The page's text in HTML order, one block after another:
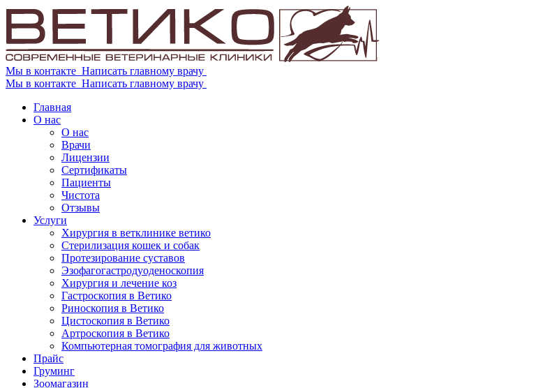
Мы в контакте Написать главному врачу
Мы в контакте Написать главному врачу
Главная
О нас
О нас
Врачи
Лицензии
Сертификаты
Пациенты
Чистота
Отзывы
Услуги
Хирургия в ветклинике ветико
Стерилизация кошек и собак
Протезирование суставов
Эзофагогастродуоденоскопия
Хирургия и лечение коз
Гастроскопия в Ветико
Риноскопия в Ветико
Цистоскопия в Ветико
Артроскопия в Ветико
Компьютерная томография для животных
Прайс
Груминг
Зоомагазин